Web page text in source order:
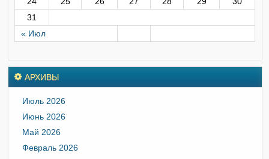
« Июл
31
АРХИВЫ
Июль 2026
Июнь 2026
Май 2026
Февраль 2026